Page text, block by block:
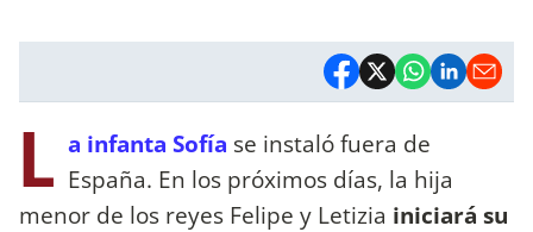
L a infanta Sofía se instaló fuera de
España. En los próximos días, la hija
menor de los reyes Felipe y Letizia iniciará su